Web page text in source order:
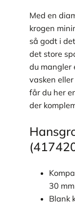
Med en
krogen
så godt i
det store
du mangler
vasken
får du her
der
30
Blank